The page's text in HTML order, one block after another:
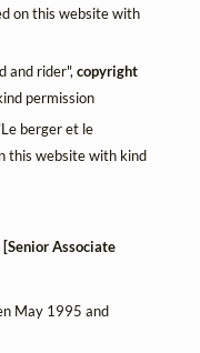
on this website with
and rider",copyright
permission
berger et le
this website with kind
[Senior Associate
May 1995 and